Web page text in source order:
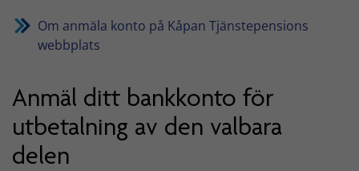
Om anmäla konto på Kåpan Tjänstepensions
webbplats
Anmäl ditt bankkonto för
utbetalning av den valbara
delen